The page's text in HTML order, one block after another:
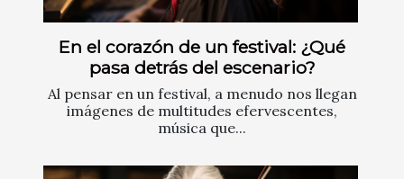
En el corazón de un festival: ¿Qué
pasa detrás del escenario?
Al pensar en un festival, a menudo nos llegan
imágenes de multitudes efervescentes,
música que...